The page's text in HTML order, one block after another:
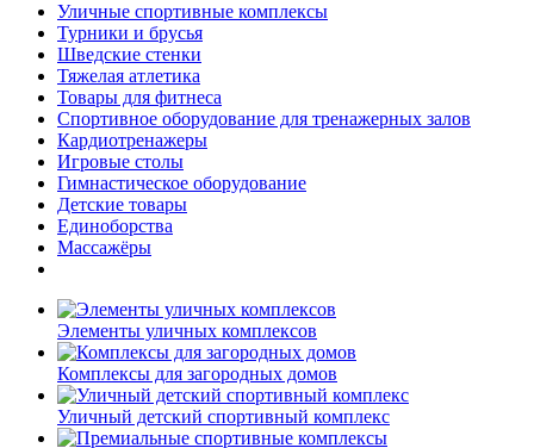
Уличные спортивные комплексы
Турники и брусья
Шведские стенки
Тяжелая атлетика
Товары для фитнеса
Спортивное оборудование для тренажерных залов
Кардиотренажеры
Игровые столы
Гимнастическое оборудование
Детские товары
Единоборства
Массажёры
Элементы уличных комплексов
Комплексы для загородных домов
Уличный детский спортивный комплекс